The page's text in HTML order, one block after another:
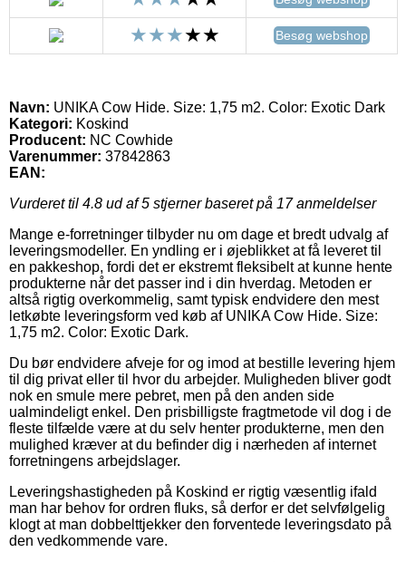
Besøg webshop
Navn: UNIKA Cow Hide. Size: 1,75 m2. Color: Exotic Dark
Kategori: Koskind
Producent: NC Cowhide
Varenummer: 37842863
EAN:
Vurderet til 4.8 ud af 5 stjerner baseret på 17anmeldelser
Mange e-forretninger tilbyder nu om dage et bredt udvalg af
leveringsmodeller. En yndling er i øjeblikket at få leveret til
en pakkeshop, fordi det er ekstremt fleksibelt at kunne hente
produkterne når det passer ind i din hverdag. Metoden er
altså rigtig overkommelig, samt typisk endvidere den mest
letkøbte leveringsform ved køb af UNIKA Cow Hide. Size:
1,75 m2. Color: Exotic Dark.
Du bør endvidere afveje for og imod at bestille levering hjem
til dig privat eller til hvor du arbejder. Muligheden bliver godt
nok en smule mere pebret, men på den anden side
ualmindeligt enkel. Den prisbilligste fragtmetode vil dog i de
fleste tilfælde være at du selv henter produkterne, men den
mulighed kræver at du befinder dig i nærheden af internet
forretningens arbejdslager.
Leveringshastigheden på Koskind er rigtig væsentlig ifald
man har behov for ordren fluks, så derfor er det selvfølgelig
klogt at man dobbelttjekker den forventede leveringsdato på
den vedkommende vare.